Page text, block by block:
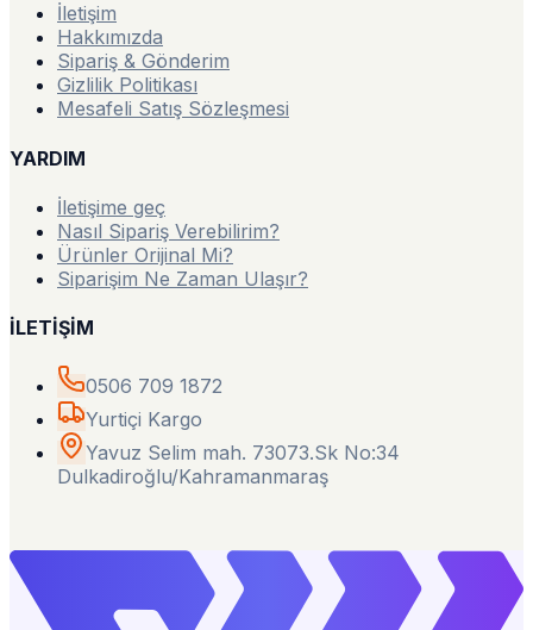
İletişim
Hakkımızda
Sipariş & Gönderim
Gizlilik Politikası
Mesafeli Satış Sözleşmesi
YARDIM
İletişime geç
Nasıl Sipariş Verebilirim?
Ürünler Orijinal Mi?
Siparişim Ne Zaman Ulaşır?
İLETİŞİM
0506 709 1872
Yurtiçi Kargo
Yavuz Selim mah. 73073.Sk No:34
Dulkadiroğlu/Kahramanmaraş